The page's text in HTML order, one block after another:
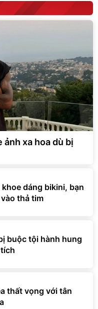
ảnh xa hoa dù bị
khoe dáng bikini, bạn
thả tim
buộc tội hành hung
thất vọng với tân